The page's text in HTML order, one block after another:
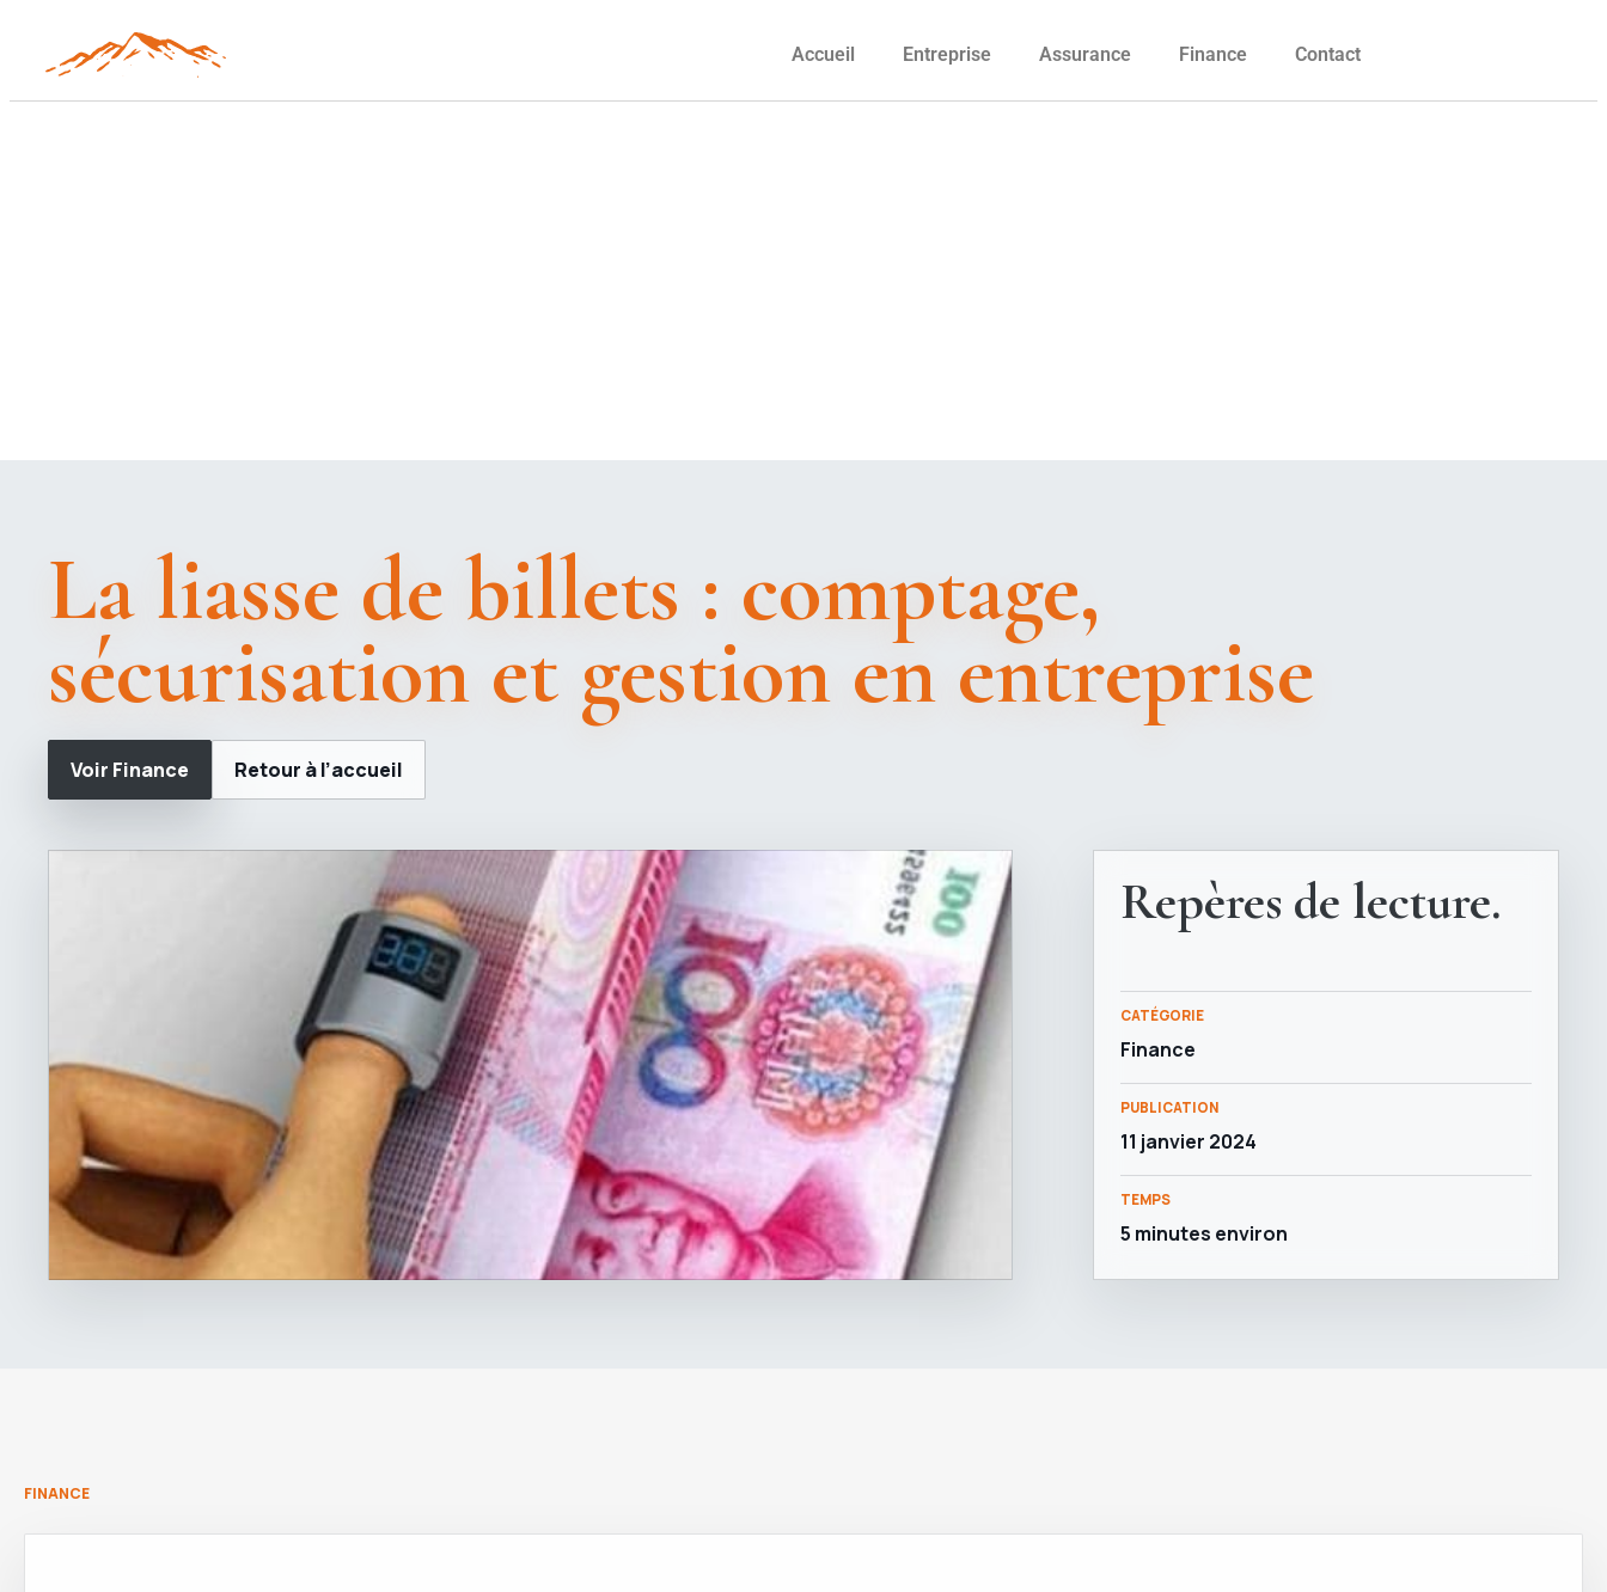
Accueil Entreprise Assurance Finance Contact
La liasse de billets : comptage,
sécurisation et gestion en entreprise
Voir Finance Retour à l’accueil
Repères de lecture.
CATÉGORIE
Finance
PUBLICATION
11 janvier 2024
TEMPS
5 minutes environ
FINANCE